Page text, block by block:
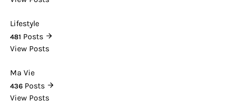
Lifestyle
481 Posts
View Posts
Ma Vie
436 Posts
View Posts